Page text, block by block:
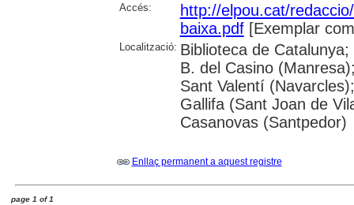
Accés:
http://elpou.cat/
baixa.pdf[Exemplar
Localització: Biblioteca de
B. del Casino
Sant Valentí
Gallifa (Sant Joan de
Casanovas (Santpedor)
Enllaç permanent a aquest registre
page 1 of 1